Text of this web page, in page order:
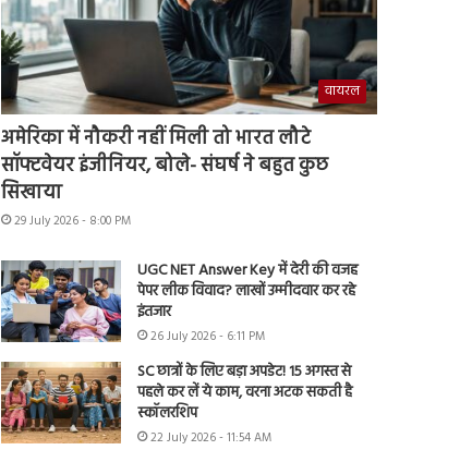
वायरल
अमेरिका में नौकरी नहीं मिली तो भारत लौटे
सॉफ्टवेयर इंजीनियर, बोले- संघर्ष ने बहुत कुछ
सिखाया
29 July 2026 - 8:00 PM
UGC NET Answer Key में देरी की वजह
पेपर लीक विवाद? लाखों उम्मीदवार कर रहे
इंतजार
26 July 2026 - 6:11 PM
SC छात्रों के लिए बड़ा अपडेट! 15 अगस्त से
पहले कर लें ये काम, वरना अटक सकती है
स्कॉलरशिप
22 July 2026 - 11:54 AM